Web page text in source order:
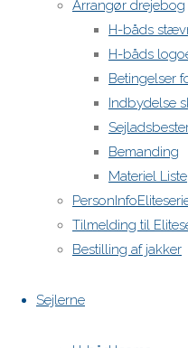
Arrangør drejebog
H-båds
H-båds
Betingelser
Indbydelse
Bemanding
Materiel Liste
Tilmelding til
Bestilling af jakker
Sejlerne